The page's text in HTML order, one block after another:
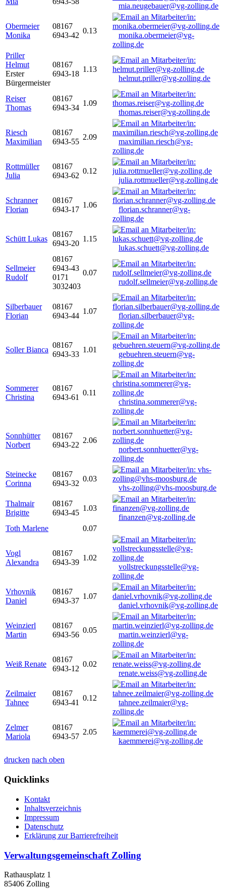
mia.neugebauer@vg-zolling.de
Obermeier
Monika
08167
6943-42
0.13
monika.obermeier@vg-
zolling.de
Priller
Helmut
Erster
Bürgermeister
08167
6943-18
1.13
helmut.priller@vg-zolling.de
Reiser
Thomas
08167
6943-34
1.09
thomas.reiser@vg-zolling.de
Riesch
Maximilian
08167
6943-55
2.09
maximilian.riesch@vg-
zolling.de
Rottmüller
Julia
08167
6943-62
0.12
julia.rottmueller@vg-zolling.de
Schranner
Florian
08167
6943-17
1.06
florian.schranner@vg-
zolling.de
Schütt Lukas
08167
6943-20
1.15
lukas.schuett@vg-zolling.de
Sellmeier
Rudolf
08167
6943-43
0171
3032403
0.07
rudolf.sellmeier@vg-zolling.de
Silberbauer
Florian
08167
6943-44
1.07
florian.silberbauer@vg-
zolling.de
Soller Bianca
08167
6943-33
1.01
gebuehren.steuern@vg-
zolling.de
Sommerer
Christina
08167
6943-61
0.11
christina.sommerer@vg-
zolling.de
Sonnhütter
Norbert
08167
6943-22
2.06
norbert.sonnhuetter@vg-
zolling.de
Steinecke
Corinna
08167
6943-32
0.03
vhs-zolling@vhs-moosburg.de
Thalmair
Brigitte
08167
6943-45
1.03
finanzen@vg-zolling.de
Toth Marlene
0.07
Vogl
Alexandra
08167
6943-39
1.02
vollstreckungsstelle@vg-
zolling.de
Vrhovnik
Daniel
08167
6943-37
1.07
daniel.vrhovnik@vg-zolling.de
Weinzierl
Martin
08167
6943-56
0.05
martin.weinzierl@vg-
zolling.de
Weiß Renate
08167
6943-12
0.02
renate.weiss@vg-zolling.de
Zeilmaier
Tahnee
08167
6943-41
0.12
tahnee.zeilmaier@vg-
zolling.de
Zelmer
Mariola
08167
6943-57
2.05
kaemmerei@vg-zolling.de
drucken nach oben
Quicklinks
Kontakt
Inhaltsverzeichnis
Impressum
Datenschutz
Erklärung zur Barrierefreiheit
Verwaltungsgemeinschaft Zolling
Rathausplatz 1
85406 Zolling